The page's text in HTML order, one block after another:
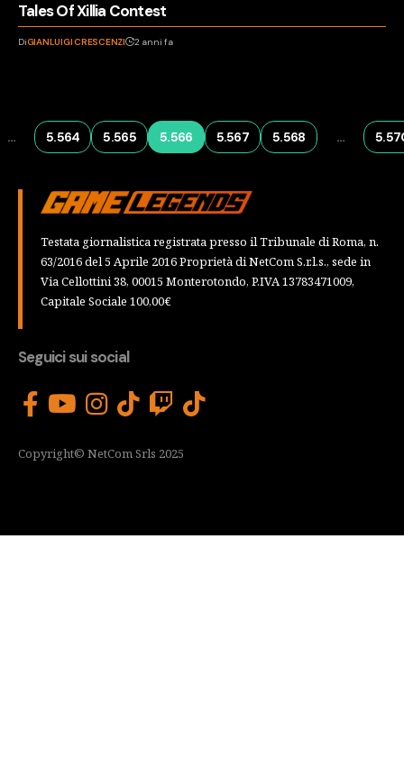
Tales Of Xillia Contest
DiGIANLUIGI CRESCENZI 2 anni fa
… 5.564 5.565 5.566 5.567 5.568 …
Testata giornalistica registrata presso il Tribunale di Roma, n.
63/2016 del 5 Aprile 2016 Proprietà di NetCom S.r.l.s., sede in
Via Cellottini 38, 00015 Monterotondo, P.IVA 13783471009,
Capitale Sociale 100,00€
Seguici sui social
Copyright© NetCom Srls 2025